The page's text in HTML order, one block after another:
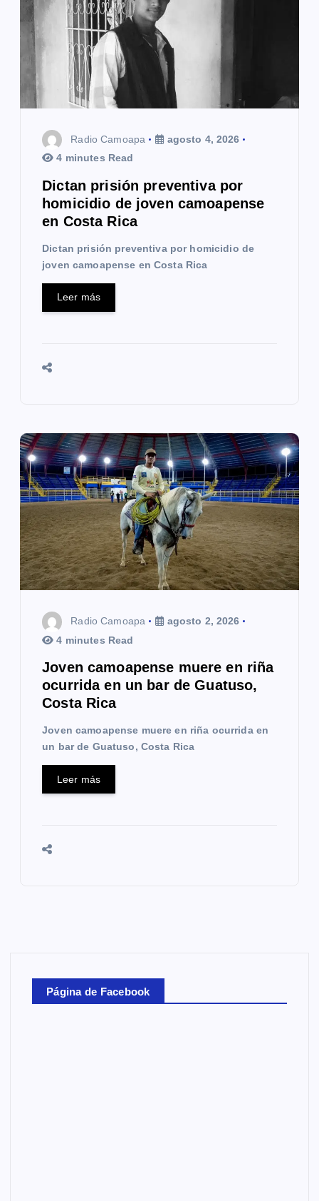
e
Radio Camoapa
agosto 4, 2026
4 minutes Read
Dictan prisión preventiva por
homicidio de joven camoapense
en Costa Rica
Dictan prisión preventiva por homicidio de
joven camoapense en Costa Rica
Leer más
Radio Camoapa
agosto 2, 2026
4 minutes Read
Joven camoapense muere en riña
ocurrida en un bar de Guatuso,
Costa Rica
Joven camoapense muere en riña ocurrida en
un bar de Guatuso, Costa Rica
Leer más
Página de Facebook